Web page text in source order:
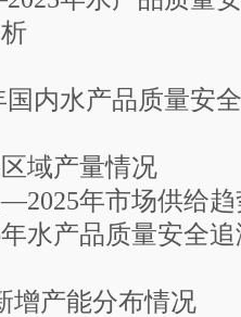
内水产品质量安全
产量情况
年市场供给趋势
品质量安全追溯
分布情况